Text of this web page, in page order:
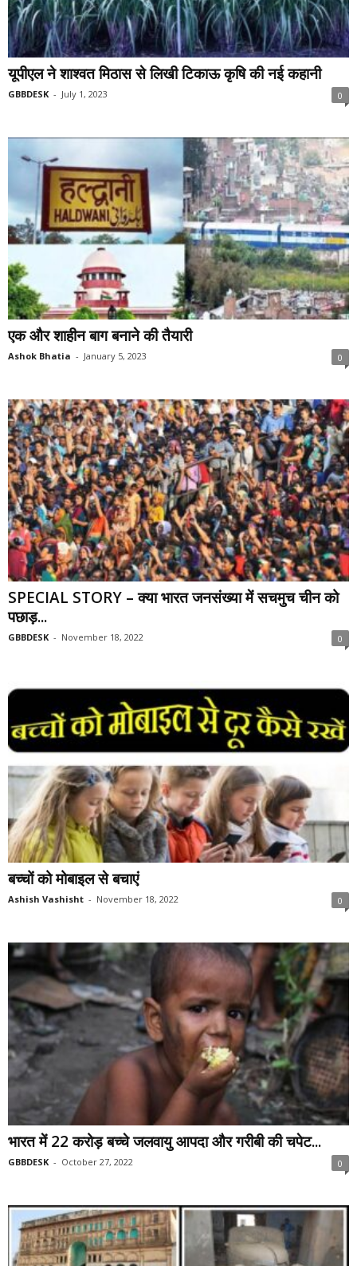
यूपीएल ने शाश्वत मिठास से लिखी टिकाऊ कृषि की नई कहानी
GBBDESK - July 1, 2023 0
एक और शाहीन बाग बनाने की तैयारी
Ashok Bhatia - January 5, 2023 0
SPECIAL STORY – क्या भारत जनसंख्या में सचमुच चीन को
पछाड़...
GBBDESK - November 18, 2022 0
बच्चों को मोबाइल से बचाएं
Ashish Vashisht - November 18, 2022 0
भारत में 22 करोड़ बच्चे जलवायु आपदा और गरीबी की चपेट...
GBBDESK - October 27, 2022 0